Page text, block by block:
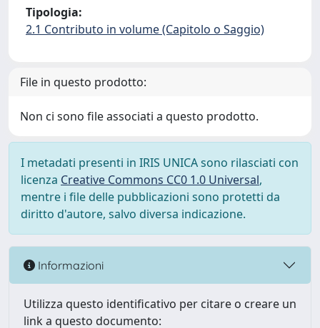
Tipologia:
2.1 Contributo in volume (Capitolo o Saggio)
File in questo prodotto:
Non ci sono file associati a questo prodotto.
I metadati presenti in IRIS UNICA sono rilasciati con
licenza Creative Commons CC0 1.0 Universal,
mentre i file delle pubblicazioni sono protetti da
diritto d'autore, salvo diversa indicazione.
Informazioni
Utilizza questo identificativo per citare o creare un
link a questo documento: